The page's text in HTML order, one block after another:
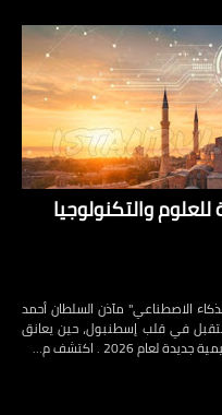
والتكنولوجيا
الاصطناعي" مآذن السلطان أحمد
في قلب إسطنبول، حين يعانق
2026 . اكتشف م…